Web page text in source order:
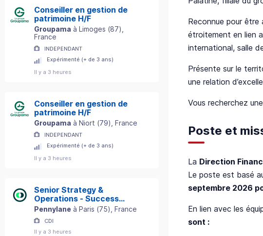
Conseiller en gestion de
patrimoine H/F
Groupama à Limoges (87)
France
INDEPENDANT
Expérimenté (+ de 3 ans)
Il y a 3 heures
Conseiller en gestion de
patrimoine H/F
Groupama à Niort (79) , France
INDEPENDANT
Expérimenté (+ de 3 ans)
Il y a 3 heures
Senior Strategy &
Operations - Success
Department
Pennylane à Paris (75) , France
CDI
Il y a 3 heures
Reconnue pour
étroitement en lien
international, salle
Présente sur le
une relation
Vous recherchez
Poste et
La Direction
Le poste est basé
septembre 2026
En lien avec les
sont :